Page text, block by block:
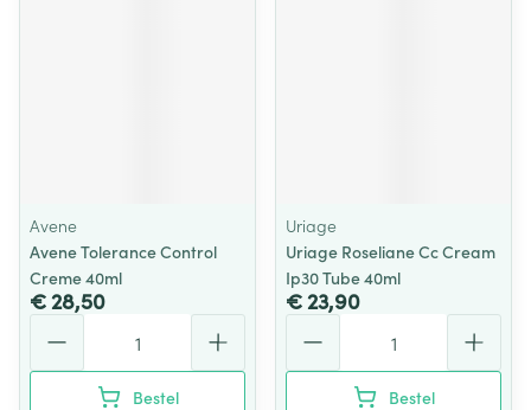
Avene
Avene Tolerance Control
Creme 40ml
€ 28,50
Bestel
Uriage
Uriage Roseliane Cc Cream
Ip30 Tube 40ml
€ 23,90
Bestel